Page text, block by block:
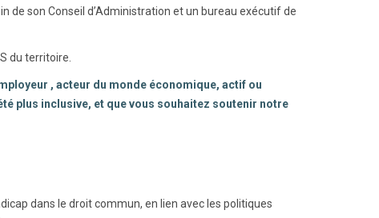
de son Conseil d’Administration et un bureau exécutif de
du territoire.
, acteur du monde économique, actif ou
plus inclusive, et que vous souhaitez soutenir notre
dans le droit commun, en lien avec les politiques